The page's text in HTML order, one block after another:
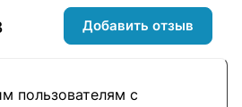
пользователям с
Добавить отзыв